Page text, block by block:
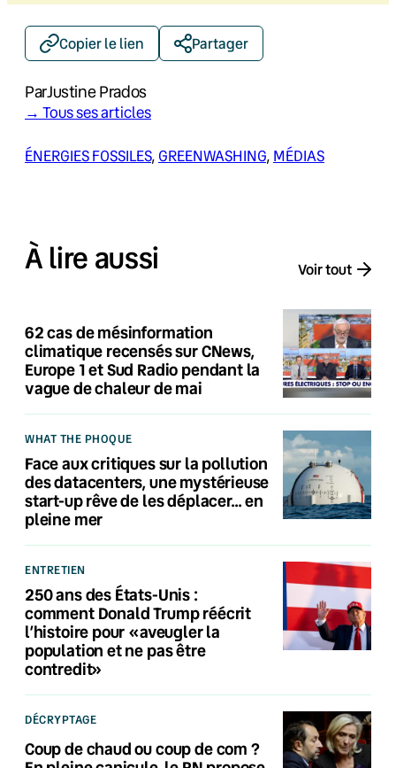
Copier le lien Partager
ParJustine Prados
→ Tous ses articles
ÉNERGIES FOSSILES, GREENWASHING, MÉDIAS
À lire aussi Voir tout
62 cas de mésinformation
climatique recensés sur CNews,
Europe 1 et Sud Radio pendant la
vague de chaleur de mai
WHAT THE PHOQUE
Face aux critiques sur la pollution
des datacenters, une mystérieuse
start-up rêve de les déplacer… en
pleine mer
ENTRETIEN
250 ans des États-Unis :
comment Donald Trump réécrit
l’histoire pour «aveugler la
population et ne pas être
contredit»
DÉCRYPTAGE
Coup de chaud ou coup de com ?